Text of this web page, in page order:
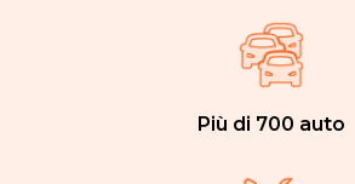
Più di 700 auto